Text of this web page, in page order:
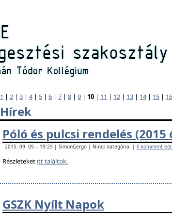
1 | 2 | 3 | 4| 5 | 6 | 7 | 8 | 9 | 10 | 11 | 12 | 13 | 14| 15 | 16
Hírek
Póló és pulcsi rendelés (2015
2015. 09. 09. - 19:29 | SimonGergo | Nincs kategória. | 0 komment
Részleteket itt találtok.
GSZK Nyílt Napok